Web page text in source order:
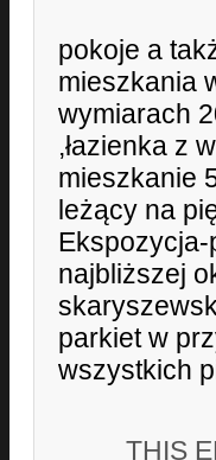
pokoje a
mieszkania
wymiarach
,łazienka z
mieszkanie
leżący na
Ekspozycja-
najbliższej
parkiet w
wszystkich
THIS